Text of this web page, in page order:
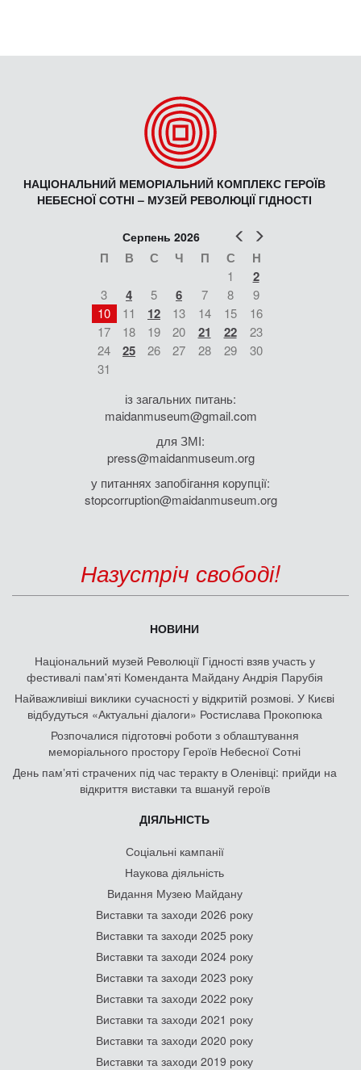
НАЦІОНАЛЬНИЙ МЕМОРІАЛЬНИЙ КОМПЛЕКС ГЕРОЇВ
НЕБЕСНОЇ СОТНІ – МУЗЕЙ РЕВОЛЮЦІЇ ГІДНОСТІ
Попер
Серпень 2026
П В С Ч П С Н
1 2
3 4 5 6 7 8
9
10
11 12 13 14 15
16
17
18 19 20 21 22
23
24
25 26 27 28 29
30
31
із загальних питань:
maidanmuseum@gmail.com
для ЗМІ:
press@maidanmuseum.org
у питаннях запобігання корупції:
stopcorruption@maidanmuseum.org
Назустріч свободі!
НОВИНИ
Національний музей Революції Гідності взяв участь у
фестивалі пам'яті Коменданта Майдану Андрія Парубія
Найважливіші виклики сучасності у відкритій розмові. У Києві
відбудуться «Актуальні діалоги» Ростислава Прокопюка
Розпочалися підготовчі роботи з облаштування
меморіального простору Героїв Небесної Сотні
День памʼяті страчених під час теракту в Оленівці: прийди на
відкриття виставки та вшануй героїв
ДІЯЛЬНІСТЬ
Соціальні кампанії
Наукова діяльність
Видання Музею Майдану
Виставки та заходи 2026 року
Виставки та заходи 2025 року
Виставки та заходи 2024 року
Виставки та заходи 2023 року
Виставки та заходи 2022 року
Виставки та заходи 2021 року
Виставки та заходи 2020 року
Виставки та заходи 2019 року